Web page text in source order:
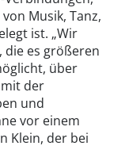
Musik, Tanz,
ist. „Wir
die es größeren
über
der
und
vor einem
Klein, der bei